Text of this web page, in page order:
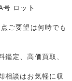
ロット
ご要望は何時でも
鑑定、高価買取、
相談はお気軽に収